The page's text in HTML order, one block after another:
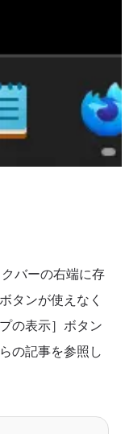
バーの右端に存
タンが使えなく
の表示］ボタン
の記事を参照し